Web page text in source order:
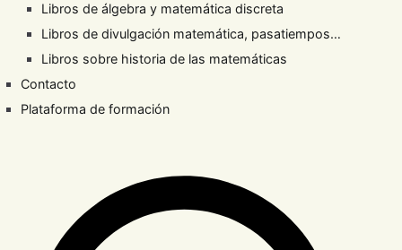
Libros de álgebra y matemática discreta
Libros de divulgación matemática, pasatiempos…
Libros sobre historia de las matemáticas
Contacto
Plataforma de formación